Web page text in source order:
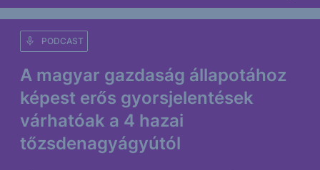
A magyar gazdaság állapotához
képest erős gyorsjelentések
várhatóak a 4 hazai
tőzsdenagyágyútól
PODCAST